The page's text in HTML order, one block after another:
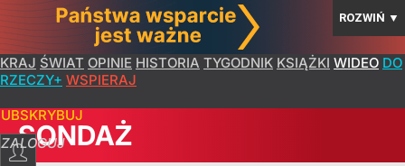
ROZWIŃ ▼
KRAJ ŚWIAT OPINIE HISTORIA TYGODNIK KSIĄŻKI WIDEO DO
RZECZY+ WSPIERAJ
ZALOGUJ
SONDAŻ